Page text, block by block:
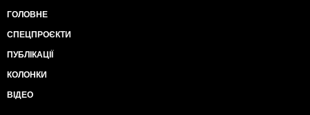
ГОЛОВНЕ
СПЕЦПРОЄКТИ
ПУБЛІКАЦІЇ
КОЛОНКИ
ВІДЕО